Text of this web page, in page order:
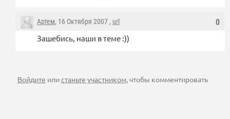
0
Артем, 16 Октября 2007 , url
Зашебись, наши в теме :))
Войдите илистаньте участником, чтобы комментировать